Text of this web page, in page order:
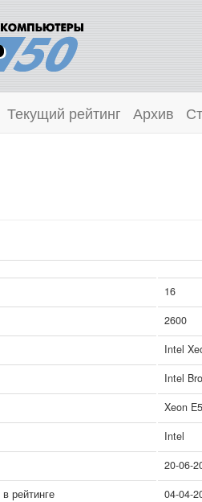
Текущий рейтинг Архив
16
2600
Intel
Intel
Xeon
Intel
20-06-
рейтинге
04-04-